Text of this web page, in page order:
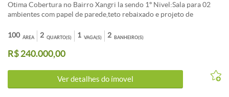
Otima Cobertura no Bairro Xangri la sendo 1º Nivel:Sala para 02
ambientes com papel de parede,teto rebaixado e projeto de
com adega de vinho, coifa inox com vidro temperado e coocktop;02
Quartos amplos,Banho social com bancada em granito, armário e
box em vidro temperado. 2º Nível:Cobertura com telha americana,
Prédio com 03 anos e individual.
ÁREA
100 QUARTO(S)
2 VAGA(S)
1 BANHEIRO(S)
2
R$ 240.000,00
Ver detalhes do ímovel